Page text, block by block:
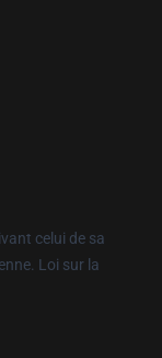
celui de sa
Loi sur la